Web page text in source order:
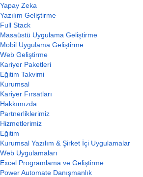
Yapay Zeka
Yazılım Geliştirme
Full Stack
Masaüstü Uygulama Geliştirme
Mobil Uygulama Geliştirme
Web Geliştirme
Kariyer Paketleri
Eğitim Takvimi
Kurumsal
Kariyer Fırsatları
Hakkımızda
Partnerliklerimiz
Hizmetlerimiz
Eğitim
Kurumsal Yazılım & Şirket İçi Uygulamalar
Web Uygulamaları
Excel Programlama ve Geliştirme
Power Automate Danışmanlık